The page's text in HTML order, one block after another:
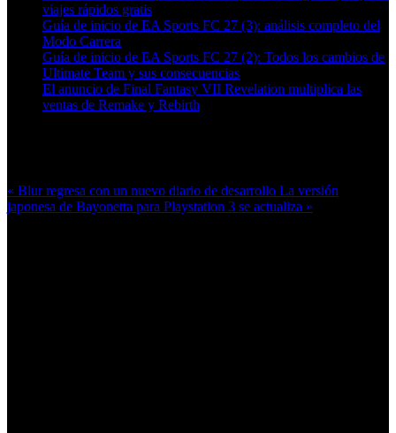
viajes rápidos gratis
Guía de inicio de EA Sports FC 27 (3): análisis completo del
Modo Carrera
Guía de inicio de EA Sports FC 27 (2): Todos los cambios de
Ultimate Team y sus consecuencias
El anuncio de Final Fantasy VII Revelation multiplica las
ventas de Remake y Rebirth
« Blur regresa con un nuevo diario de desarrollo La versión
japonesa de Bayonetta para Playstation 3 se actualiza »